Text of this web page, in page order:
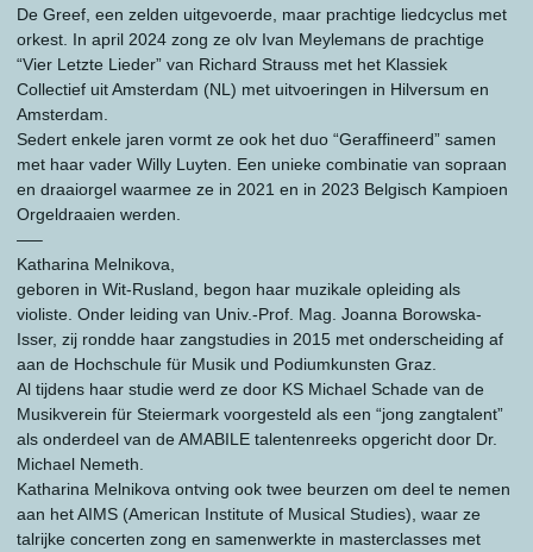
De Greef, een zelden uitgevoerde, maar prachtige liedcyclus met
orkest. In april 2024 zong ze olv Ivan Meylemans de prachtige
“Vier Letzte Lieder” van Richard Strauss met het Klassiek
Collectief uit Amsterdam (NL) met uitvoeringen in Hilversum en
Amsterdam.
Sedert enkele jaren vormt ze ook het duo “Geraffineerd” samen
met haar vader Willy Luyten. Een unieke combinatie van sopraan
en draaiorgel waarmee ze in 2021 en in 2023 Belgisch Kampioen
Orgeldraaien werden.
—–
Katharina Melnikova,
geboren in Wit-Rusland, begon haar muzikale opleiding als
violiste. Onder leiding van Univ.-Prof. Mag. Joanna Borowska-
Isser, zij rondde haar zangstudies in 2015 met onderscheiding af
aan de Hochschule für Musik und Podiumkunsten Graz.
Al tijdens haar studie werd ze door KS Michael Schade van de
Musikverein für Steiermark voorgesteld als een “jong zangtalent”
als onderdeel van de AMABILE talentenreeks opgericht door Dr.
Michael Nemeth.
Katharina Melnikova ontving ook twee beurzen om deel te nemen
aan het AIMS (American Institute of Musical Studies), waar ze
talrijke concerten zong en samenwerkte in masterclasses met